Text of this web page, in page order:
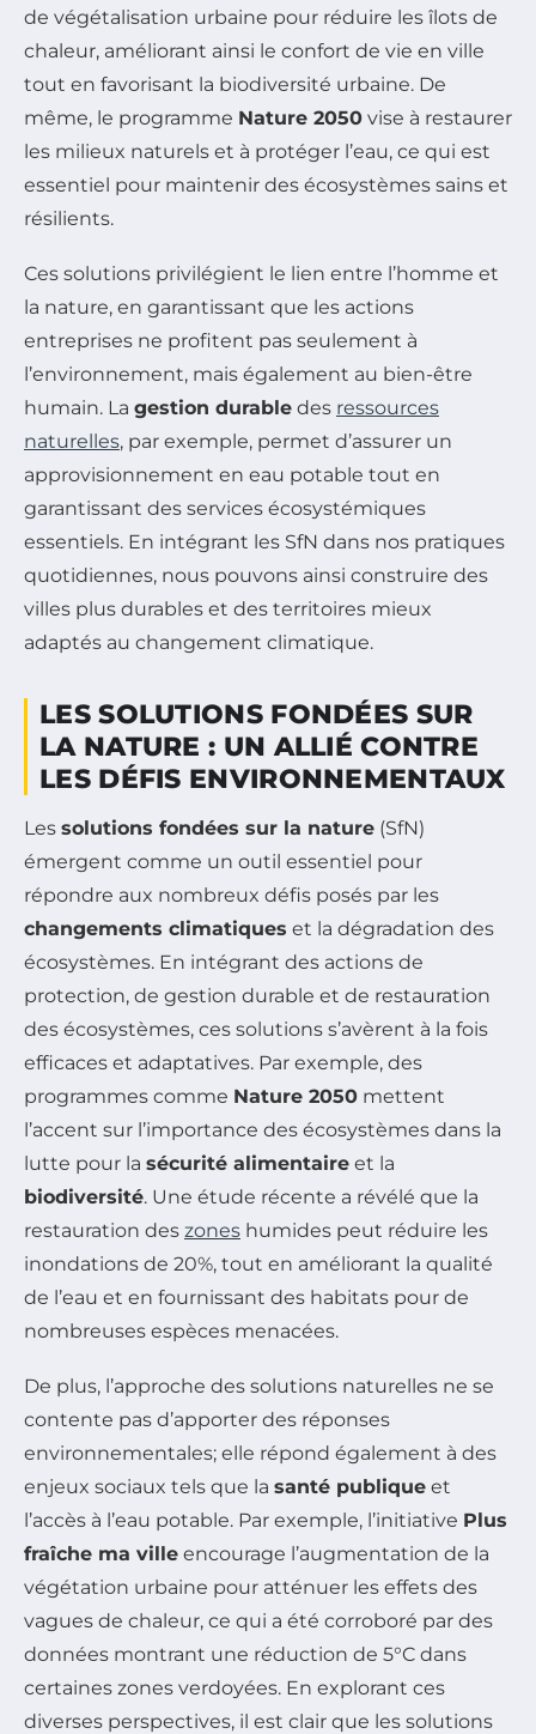
de végétalisation urbaine pour réduire les îlots de
chaleur, améliorant ainsi le confort de vie en ville
tout en favorisant la biodiversité urbaine. De
même, le programme Nature 2050 vise à restaurer
les milieux naturels et à protéger l’eau, ce qui est
essentiel pour maintenir des écosystèmes sains et
résilients.
Ces solutions privilégient le lien entre l’homme et
la nature, en garantissant que les actions
entreprises ne profitent pas seulement à
l’environnement, mais également au bien-être
humain. La gestion durable des ressources
naturelles, par exemple, permet d’assurer un
approvisionnement en eau potable tout en
garantissant des services écosystémiques
essentiels. En intégrant les SfN dans nos pratiques
quotidiennes, nous pouvons ainsi construire des
villes plus durables et des territoires mieux
adaptés au changement climatique.
LES SOLUTIONS FONDÉES SUR
LA NATURE : UN ALLIÉ CONTRE
LES DÉFIS ENVIRONNEMENTAUX
Les solutions fondées sur la nature (SfN)
émergent comme un outil essentiel pour
répondre aux nombreux défis posés par les
changements climatiques et la dégradation des
écosystèmes. En intégrant des actions de
protection, de gestion durable et de restauration
des écosystèmes, ces solutions s’avèrent à la fois
efficaces et adaptatives. Par exemple, des
programmes comme Nature 2050 mettent
l’accent sur l’importance des écosystèmes dans la
lutte pour la sécurité alimentaire et la
biodiversité. Une étude récente a révélé que la
restauration des zones humides peut réduire les
inondations de 20%, tout en améliorant la qualité
de l’eau et en fournissant des habitats pour de
nombreuses espèces menacées.
De plus, l’approche des solutions naturelles ne se
contente pas d’apporter des réponses
environnementales; elle répond également à des
enjeux sociaux tels que la santé publique et
l’accès à l’eau potable. Par exemple, l’initiative Plus
fraîche ma ville encourage l’augmentation de la
végétation urbaine pour atténuer les effets des
vagues de chaleur, ce qui a été corroboré par des
données montrant une réduction de 5°C dans
certaines zones verdoyées. En explorant ces
diverses perspectives, il est clair que les solutions